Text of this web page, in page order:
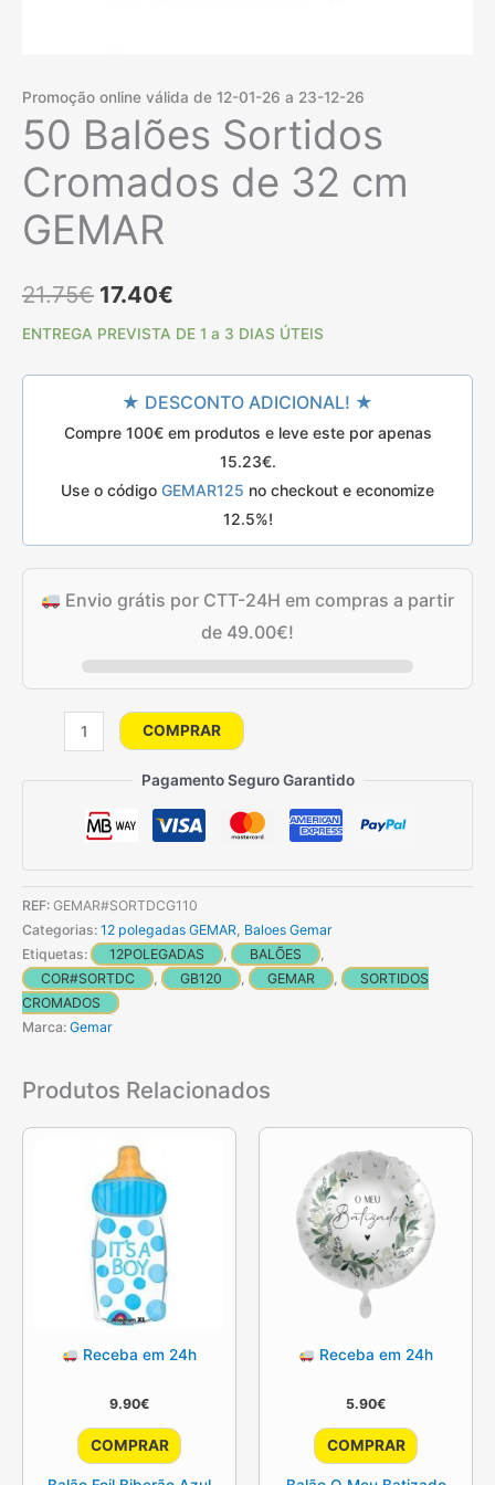
Promoção online válida de 12-01-26 a 23-12-26
50 Balões Sortidos
Cromados de 32 cm
GEMAR
21.75€ O
preço
original
era:
17.40€
preço
atual
17.40€.
ENTREGA PREVISTA DE 1 a 3 DIAS ÚTEIS
★ DESCONTO ADICIONAL! ★
Compre 100€ em produtos e leve este por apenas
15.23€.
Use o código GEMAR125 no checkout e economize
12.5%!
Envio grátis por CTT-24H em compras a partir
de 49.00€!
Quantidade
50
de
cm
GEMAR
COMPRAR
Pagamento Seguro Garantido
REF: GEMAR#SORTDCG110
Categorias: 12 polegadas GEMAR Baloes Gemar
Etiquetas:
12POLEGADAS BALÕES
COR#SORTDC
GB120 GEMAR
SORTIDOS
CROMADOS
Marca: Gemar
Produtos Relacionados
Receba em 24h
9.90€
COMPRAR
Receba em 24h
5.90€
COMPRAR